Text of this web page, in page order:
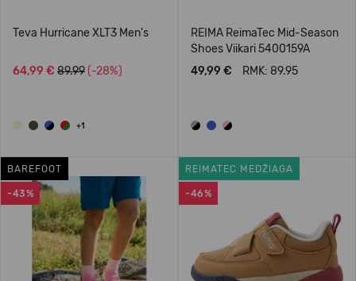
Teva Hurricane XLT3 Men's
64,99 € 89.99 (-28%)
+1
REIMA ReimaTec Mid-Season
Shoes Viikari 5400159A
49,99 €
RMK: 89.95
-43%
BAREFOOT
-46%
REIMATEC MEDŽIAGA